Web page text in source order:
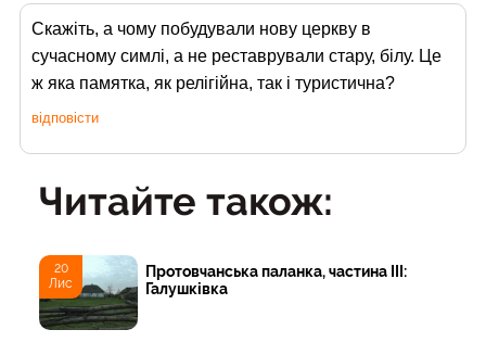
Скажіть, а чому побудували нову церкву в
сучасному симлі, а не реставрували стару, білу. Це
ж яка памятка, як релігійна, так і туристична?
відповісти
Читайте також:
20
Лис
Протовчанська паланка, частина ІІІ:
Галушківка